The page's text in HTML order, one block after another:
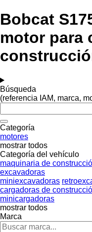
Bobcat
motor para
Búsqueda
(referencia IAM, marca,
Categoría
motores
mostrar todos
Categoría del vehículo
maquinaria de
excavadoras
miniexcavadoras
cargadoras de
minicargadoras
mostrar todos
Marca